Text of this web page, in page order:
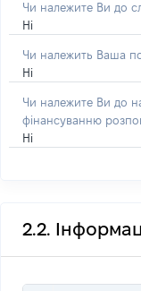
Чи належите Ви до
Ні
Чи належить Ваша
Ні
Чи належите Ви до
фінансуванню
Ні
2.2.